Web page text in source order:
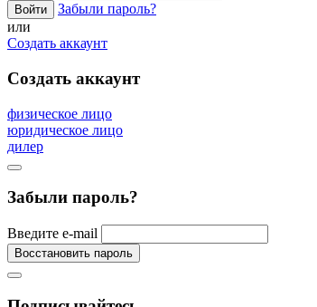
Забыли пароль?
или
Создать аккаунт
Создать аккаунт
физическое лицо
юридическое лицо
дилер
Забыли пароль?
Введите e-mail